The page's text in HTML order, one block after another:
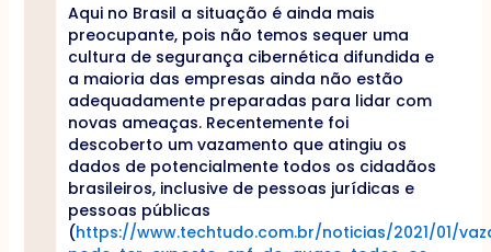
Aqui no Brasil a situação é ainda mais
preocupante, pois não temos sequer uma
cultura de segurança cibernética difundida e
a maioria das empresas ainda não estão
adequadamente preparadas para lidar com
novas ameaças. Recentemente foi
descoberto um vazamento que atingiu os
dados de potencialmente todos os cidadãos
brasileiros, inclusive de pessoas jurídicas e
pessoas públicas
(https://www.techtudo.com.br/noticias/2021/01/